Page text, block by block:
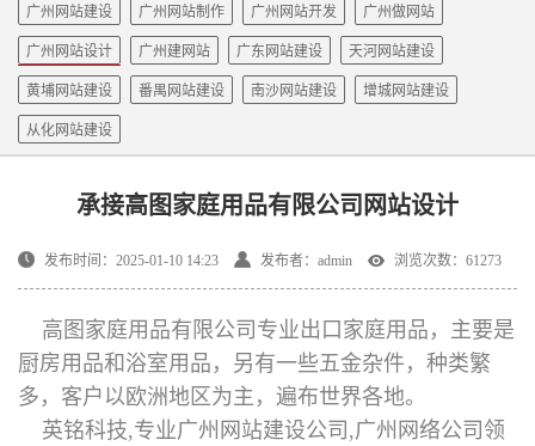
广州网站建设 广州网站制作 广州网站开发 广州做网站
广州网站设计 广州建网站 广东网站建设 天河网站建设
黄埔网站建设 番禺网站建设 南沙网站建设 增城网站建设
从化网站建设
承接高图家庭用品有限公司网站设计
发布时间：2025-01-10 14:23 发布者：admin 浏览次数：61273
高图家庭用品有限公司专业出口家庭用品，主要是
厨房用品和浴室用品，另有一些五金杂件，种类繁
多，客户以欧洲地区为主，遍布世界各地。
英铭科技,专业广州网站建设公司,广州网络公司领